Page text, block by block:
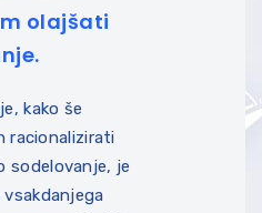
olajšati
kako še
racionalizirati
sodelovanje, je